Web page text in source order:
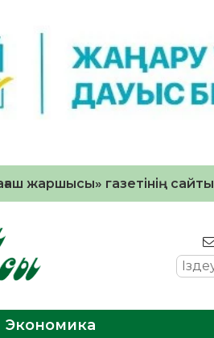
жаршысы» газетінің сайты
Экономика